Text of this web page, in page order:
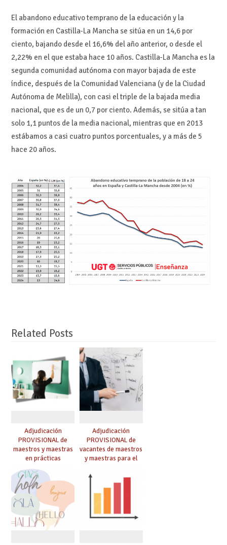
El abandono educativo temprano de la educación y la
formación en Castilla-La Mancha se sitúa en un 14,6 por
ciento, bajando desde el 16,6% del año anterior, o desde el
2,22% en el que estaba hace 10 años. Castilla-La Mancha es la
segunda comunidad autónoma con mayor bajada de este
índice, después de la Comunidad Valenciana (y de la Ciudad
Autónoma de Melilla), con casi el triple de la bajada media
nacional, que es de un 0,7 por ciento. Además, se sitúa a tan
solo 1,1 puntos de la media nacional, mientras que en 2013
estábamos a casi cuatro puntos porcentuales, y a más de 5
hace 20 años.
Related Posts
Adjudicación
PROVISIONAL de
maestros y maestras
en prácticas
Adjudicación
PROVISIONAL de
vacantes de maestros
y maestras para el